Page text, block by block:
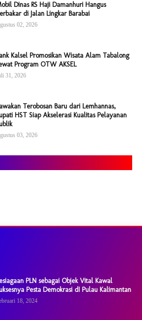
Dinas RS Haji Damanhuri Hangus
di Jalan Lingkar Barabai
02, 2026
Kalsel Promosikan Wisata Alam Tabalong
Program OTW AKSEL
31, 2026
Terobosan Baru dari Lemhannas,
HST Siap Akselerasi Kualitas Pelayanan
03, 2026
PLN sebagai Objek Vital Kawal
Pesta Demokrasi dI Pulau Kalimantan
18, 2024